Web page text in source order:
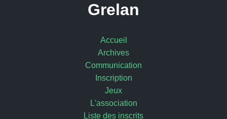
Grelan
Accueil
Archives
Communication
Inscription
Jeux
L'association
Liste des inscrits